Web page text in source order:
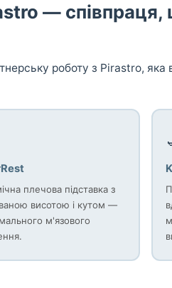
— співпраця,
роботу з Pirastro, яка
плечова підставка з
висотою і кутом —
м'язового